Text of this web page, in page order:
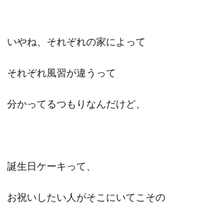
いやね、それぞれの家によって
それぞれ風習が違うって
分かってるつもりなんだけど、
誕生日ケーキって、
お祝いしたい人がそこにいてこその